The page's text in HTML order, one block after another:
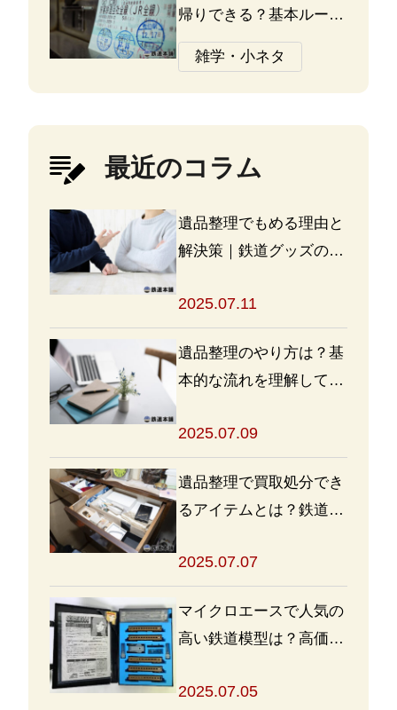
帰りできる？基本ルール
と注意点
雑学・小ネタ
最近のコラム
遺品整理でもめる理由と
解決策｜鉄道グッズの整
2025.07.11
遺品整理のやり方は？基
本的な流れを理解して買
めよう
2025.07.09
遺品整理で買取処分でき
るアイテムとは？鉄道グ
も
2025.07.07
マイクロエースで人気の
高い鉄道模型は？高価買
2025.07.05